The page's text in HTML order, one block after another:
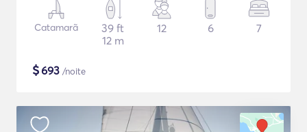
Catamarã
39 ft
12 m
12 6 7
$693 /noite